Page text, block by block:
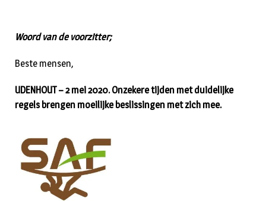
Woord van de voorzitter;
Beste mensen,
UDENHOUT – 2 mei 2020. Onzekere tijden met duidelijke
regels brengen moeilijke beslissingen met zich mee.